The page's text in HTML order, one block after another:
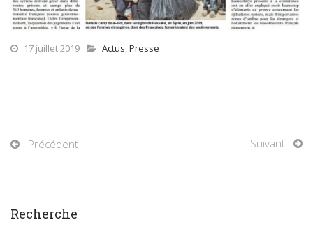
17 juillet 2019 Actus, Presse
Précédent Suivant
Recherche